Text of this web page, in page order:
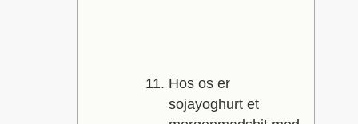
Hos os er
sojayoghurt et